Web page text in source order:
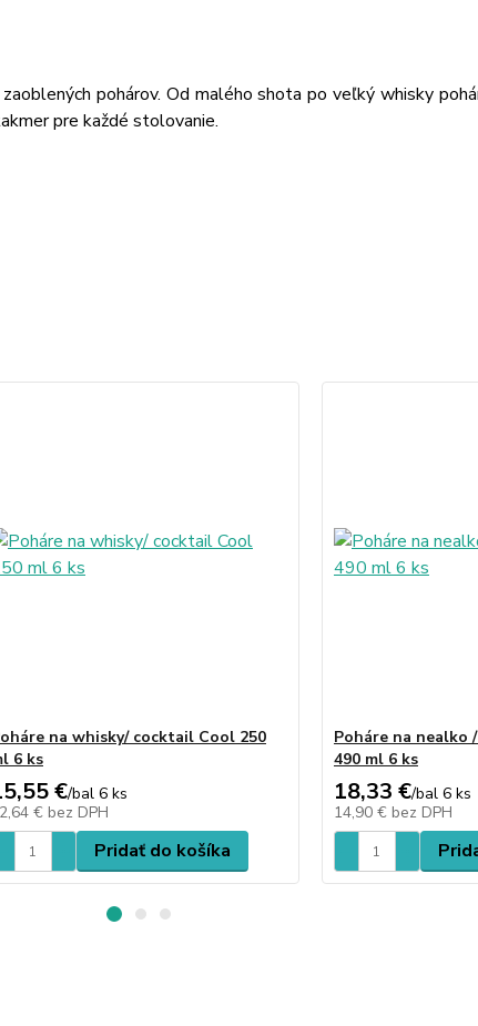
pohárov. Od malého shota po veľký whisky
pre každé stolovanie.
na whisky/ cocktail Cool 250
6 ks
€/bal 6 ks
€ bez DPH
Pridať do košíka
Poháre na nealko
490 ml 6 ks
18,33 €/bal 6 ks
14,90 € bez DPH